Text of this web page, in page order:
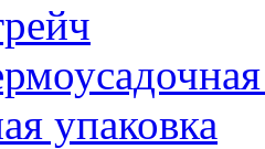
упаковка